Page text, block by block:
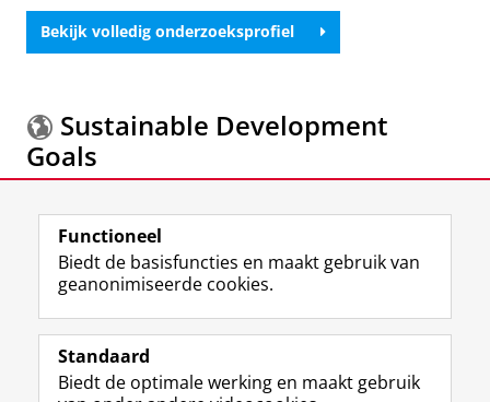
Bekijk volledig onderzoeksprofiel
Sustainable Development
Goals
Meer informatie over deSustainable Development
Goals.
Volg de RUG
F
a
e
L
i
k
R
S
-
I
n
t
Y
o
T
Studiekiezers
Functioneel
Biedt de basisfuncties en maakt gebruik van
geanonimiseerde cookies.
Standaard
Biedt de optimale werking en maakt gebruik